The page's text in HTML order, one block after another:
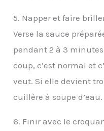
5. Napper et faire
Verse la sauce
pendant 2 à 3
coup, c’est normal et
veut. Si elle devient
cuillère à soupe d’eau.
6. Finir avec le